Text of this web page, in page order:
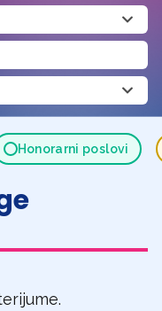
Honorarni poslovi